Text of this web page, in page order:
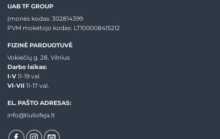
UAB TF GROUP
Įmonės kodas: 302814399
PVM mokėtojo kodas: LT100008415212
FIZINĖ PARDUOTUVĖ
Vokiečių g. 28, Vilnius
Darbo laikas:
I-V 11-19 val.
VI-VII 11-17 val.
EL. PAŠTO ADRESAS:
info@tiuliofeja.lt